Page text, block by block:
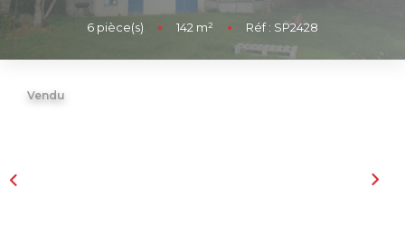
CONTACT
6 pièce(s) • 142 m² • Réf : SP2428
Vendu